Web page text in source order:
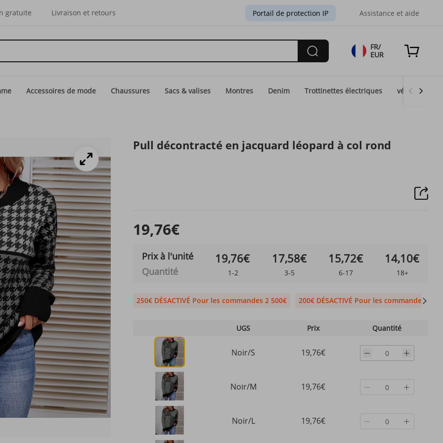
gratuite Livraison et retours Portail de protection IP Assistance et aide
FR/
EUR
Accessoires de mode Chaussures Sacs & valises Montres Denim Trottinettes électriques vélos
Pull décontracté en jacquard léopard à col rond
19,76€
Prix ​​à l'unité
Quantité
19,76€
1-2
17,58€
3-5
15,72€
6-17
14,10€
18+
250€ DÉSACTIVÉ Pour les commandes 2 500€ 200€ DÉSACTIVÉ Pour les commandes 1
UGS Prix Quantité
Noir/S 19,76€
Noir/M 19,76€
Noir/L 19,76€